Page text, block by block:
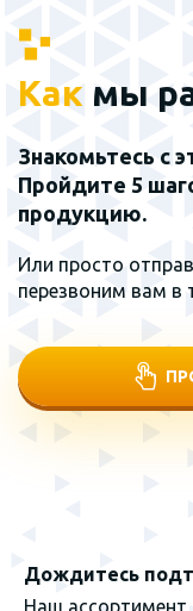
Как мы
Знакомьтесь с
Пройдите 5
продукцию.
Или просто
перезвоним вам в
Дождитесь
Наш ассортимент